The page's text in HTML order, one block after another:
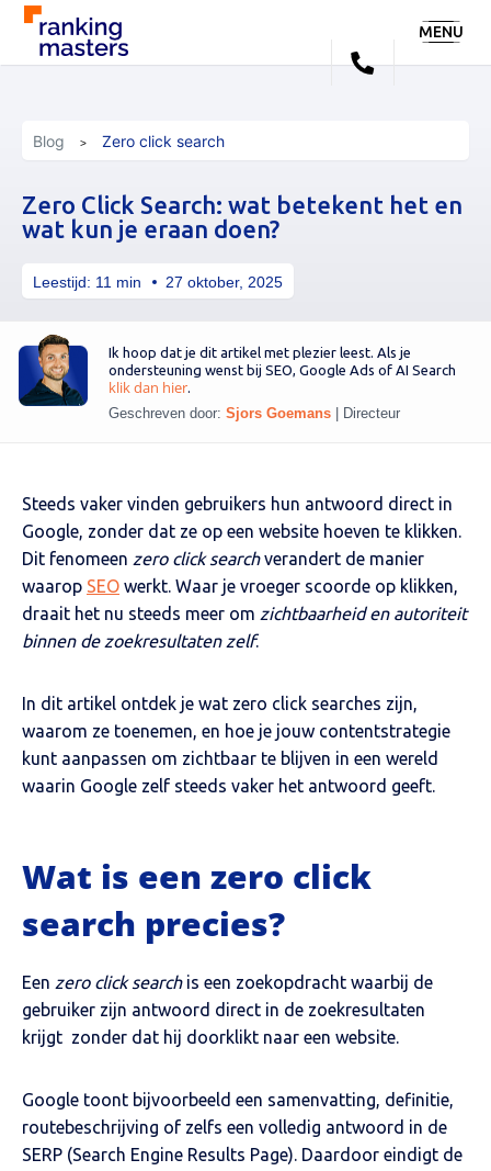
MENU
Blog Zero click search
Leestijd: 11 min 27 oktober, 2025
Zero Click Search: wat betekent het en
wat kun je eraan doen?
Ik hoop dat je dit artikel met plezier leest. Als je
ondersteuning wenst bij SEO, Google Ads of AI Search
klik dan hier
Geschreven door: Sjors Goemans | Directeur
Steeds vaker vinden gebruikers hun antwoord direct in
Google, zonder dat ze op een website hoeven te klikken.
Dit fenomeen zero click searchverandert de manier
waarop SEO werkt. Waar je vroeger scoorde op klikken,
draait het nu steeds meer om zichtbaarheid en autoriteit
binnen de zoekresultaten zelf.
In dit artikel ontdek je wat zero click searches zijn,
waarom ze toenemen, en hoe je jouw contentstrategie
kunt aanpassen om zichtbaar te blijven in een wereld
waarin Google zelf steeds vaker het antwoord geeft.
Wat is een zero click
search precies?
Een zero click searchis een zoekopdracht waarbij de
gebruiker zijn antwoord direct in de zoekresultaten
krijgt zonder dat hij doorklikt naar een website.
Google toont bijvoorbeeld een samenvatting, definitie,
routebeschrijving of zelfs een volledig antwoord in de
SERP (Search Engine Results Page). Daardoor eindigt de